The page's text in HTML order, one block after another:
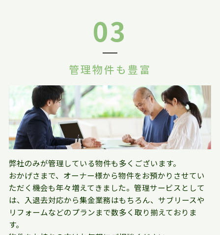
03
管理物件も豊富
弊社のみが管理している物件も多くございます。
おかげさまで、オーナー様から物件をお預かりさせてい
ただく機会も年々増えてきました。管理サービスとして
は、入退去対応から集金業務はもちろん、サブリースや
リフォームなどのプランまで数多く取り揃えておりま
す。